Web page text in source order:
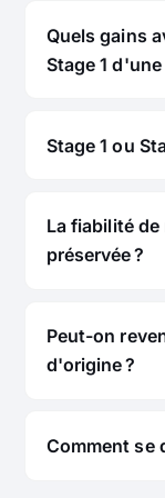
Quels gains
Stage 1
Stage 1 ou
La fiabilité
préservée ?
Peut-on
d'origine ?
Comment se